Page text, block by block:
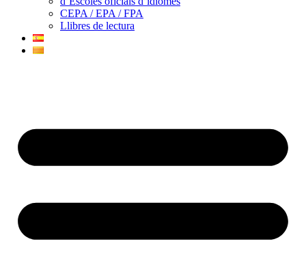
CEPA / EPA / FPA
Llibres de lectura